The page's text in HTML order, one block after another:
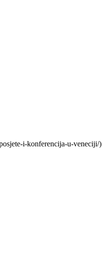
i-konferencija-u-veneciji/)